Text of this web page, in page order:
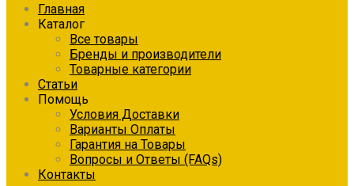
Главная
Каталог
Все товары
Бренды и производители
Товарные категории
Статьи
Помощь
Условия Доставки
Варианты Оплаты
Гарантия на Товары
Вопросы и Ответы (FAQs)
Контакты